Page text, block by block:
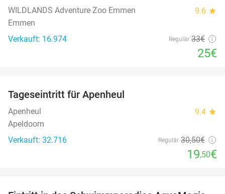
WILDLANDS Adventure Zoo Emmen 9.6 star
Emmen
Verkauft: 16.974
Regulär 33€
25€
Tageseintritt für Apenheul
Apenheul 9.4 star
Apeldoorn
Verkauft: 32.716
Regulär 30,50€
19,50€